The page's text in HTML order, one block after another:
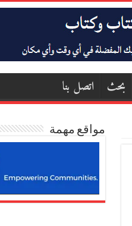
بحث اتصل بنا
مواقع مهمة